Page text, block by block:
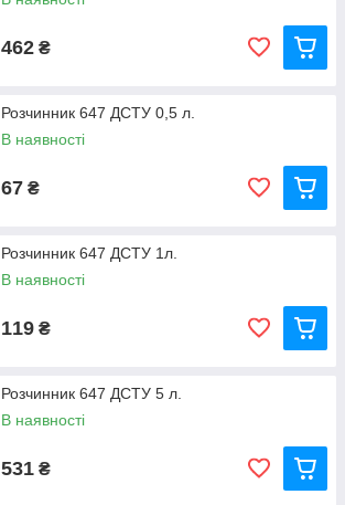
462 ₴
Розчинник 647 ДСТУ 0,5 л.
В наявності
67 ₴
Розчинник 647 ДСТУ 1л.
В наявності
119 ₴
Розчинник 647 ДСТУ 5 л.
В наявності
531 ₴